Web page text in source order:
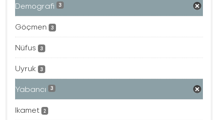
Demografi 3
Göçmen 3
Nüfus 3
Uyruk 3
Yabancı 3
Ikamet 2